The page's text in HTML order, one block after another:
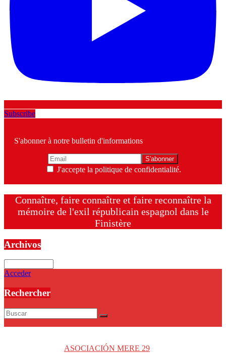
Subscribe
S'abonner à notre bulletin d'informations
J'accepte la politique de confidentialité.
Connaître, faire connaître et faire reconnaître la
mémoire de l'exil républicain espagnol dans le
Finistère
Archivos
Acceder
Rechercher
ASOCIACIÓN MERE 29